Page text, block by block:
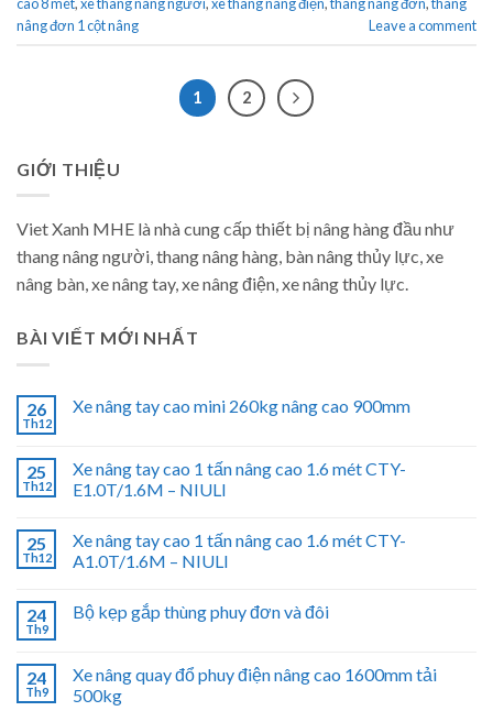
nâng đơn 1 cột nâng
Leave a comment
1 2
GIỚI THIỆU
Viet Xanh MHE là nhà cung cấp thiết bị nâng hàng đầu như
thang nâng người, thang nâng hàng, bàn nâng thủy lực, xe
nâng bàn, xe nâng tay, xe nâng điện, xe nâng thủy lực.
BÀI VIẾT MỚI NHẤT
26
Th12
Xe nâng tay cao mini 260kg nâng cao 900mm
25
Th12
Xe nâng tay cao 1 tấn nâng cao 1.6 mét CTY-
E1.0T/1.6M – NIULI
25
Th12
Xe nâng tay cao 1 tấn nâng cao 1.6 mét CTY-
A1.0T/1.6M – NIULI
24
Th9
Bộ kẹp gắp thùng phuy đơn và đôi
24
Th9
Xe nâng quay đổ phuy điện nâng cao 1600mm tải
500kg